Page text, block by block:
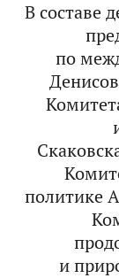
В составе
по
Денисов
политике
и